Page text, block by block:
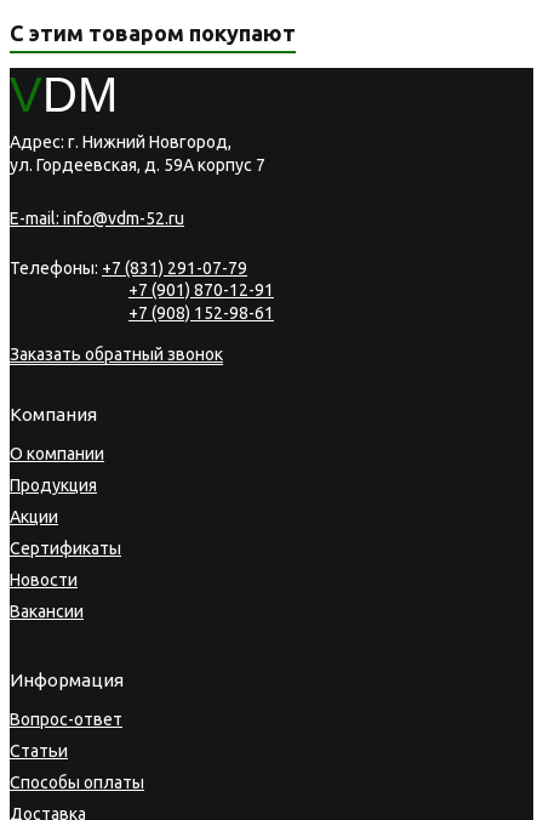
С этим товаром покупают
VDM
Адрес: г. Нижний Новгород,
ул. Гордеевская, д. 59А корпус 7
E-mail: info@vdm-52.ru
Телефоны: +7 (831) 291-07-79
+7 (901) 870-12-91
+7 (908) 152-98-61
Заказать обратный звонок
Компания
О компании
Продукция
Акции
Сертификаты
Новости
Вакансии
Информация
Вопрос-ответ
Статьи
Способы оплаты
Доставка